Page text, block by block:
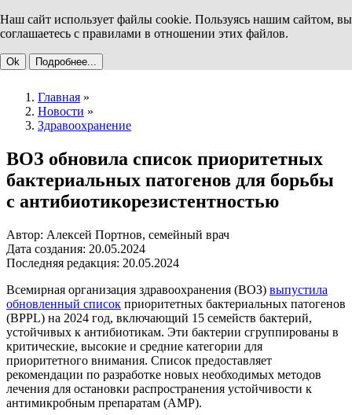
Наш сайт использует файлы cookie. Пользуясь нашим сайтом, вы
соглашаетесь с правилами в отношении этих файлов.
Ok Подробнее...
Главная »
Новости »
Здравоохранение
ВОЗ обновила список приоритетных
бактериальных патогенов для борьбы
с антибиотикорезистентностью
Автор: Алексей Портнов, семейный врач
Дата создания: 20.05.2024
Последняя редакция: 20.05.2024
Всемирная организация здравоохранения (ВОЗ) выпустила
обновленный список приоритетных бактериальных патогенов
(BPPL) на 2024 год, включающий 15 семейств бактерий,
устойчивых к антибиотикам. Эти бактерии сгруппированы в
критические, высокие и средние категории для
приоритетного внимания. Список предоставляет
рекомендации по разработке новых необходимых методов
лечения для остановки распространения устойчивости к
антимикробным препаратам (АМР).